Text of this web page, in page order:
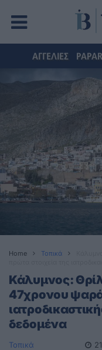
ΑΓΓΕΛΙΕΣ
Home Τοπικά
Κάλυμνος:
47χρονου ψαρά
δεδομένα
Τοπικά